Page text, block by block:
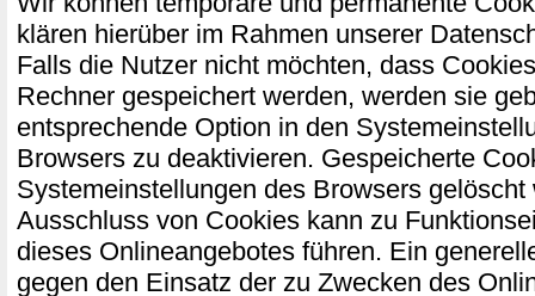
klären hierüber im Rahmen unserer
Falls die Nutzer nicht möchten, dass
Rechner gespeichert werden, werden sie
entsprechende Option in den
Browsers zu deaktivieren. Gespeicherte
Systemeinstellungen des Browsers gelöscht
Ausschluss von Cookies kann zu
dieses Onlineangebotes führen. Ein
gegen den Einsatz der zu Zwecken des